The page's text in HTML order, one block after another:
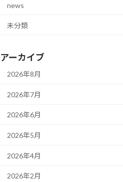
news
未分類
アーカイブ
2026年8月
2026年7月
2026年6月
2026年5月
2026年4月
2026年2月